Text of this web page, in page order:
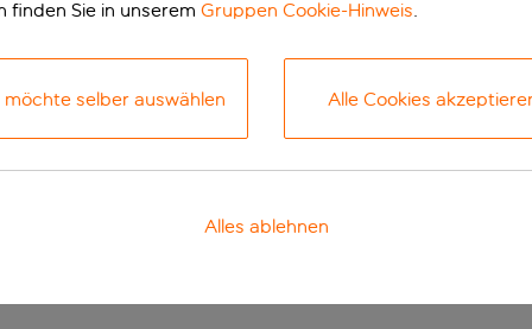
finden Sie in unserem Gruppen Cookie-Hinweis.
möchte selber auswählen Alle Cookies
Alles ablehnen